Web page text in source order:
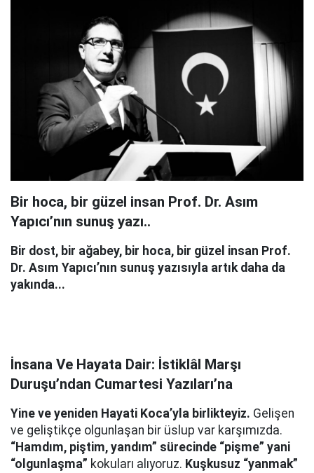
Bir hoca, bir güzel insan Prof. Dr. Asım
Yapıcı’nın sunuş yazı..
Bir dost, bir ağabey, bir hoca, bir güzel insan Prof.
Dr. Asım Yapıcı’nın sunuş yazısıyla artık daha da
yakında...
İnsana Ve Hayata Dair: İstiklâl Marşı
Duruşu’ndan Cumartesi Yazıları’na
Yine ve yeniden Hayati Koca’yla birlikteyiz. Gelişen
ve geliştikçe olgunlaşan bir üslup var karşımızda.
“Hamdım, piştim, yandım” sürecinde “pişme” yani
“olgunlaşma” kokuları alıyoruz. Kuşkusuz “yanmak”